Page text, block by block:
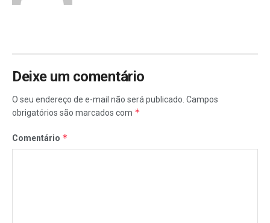
Deixe um comentário
O seu endereço de e-mail não será publicado. Campos
obrigatórios são marcados com *
Comentário *